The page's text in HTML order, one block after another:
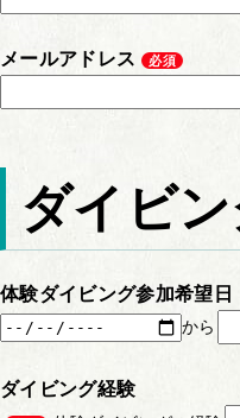
メールアドレス 必須
ダイビ
体験ダイビング参加希望日
から
ダイビング経験